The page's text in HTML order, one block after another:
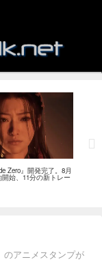
Zero』開発完了。8月
開始、11分の新トレー
のアニメスタンプが